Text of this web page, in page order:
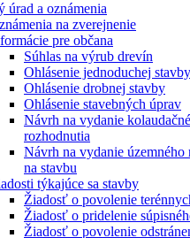
úrad a oznámenia
na zverejnenie
pre občana
Súhlas na výrub drevín
Ohlásenie jednoduchej stavby
Ohlásenie drobnej stavby
Ohlásenie stavebných úprav
Návrh na vydanie
rozhodnutia
Návrh na vydanie územného
na stavbu
týkajúce sa stavby
Žiadosť o povolenie
Žiadosť o pridelenie
Žiadosť o povolenie